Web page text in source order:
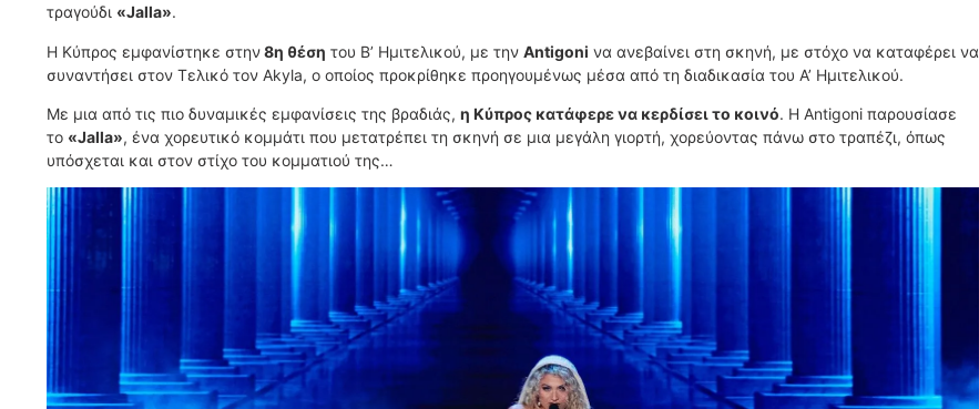
τραγούδι «Jalla».
Η Κύπρος εμφανίστηκε στην8η θέση του Β’ Ημιτελικού, με την Antigoni να ανεβαίνει στη σκηνή, με στόχο να καταφέρει να
συναντήσει στον Τελικό τον Akyla, ο οποίος προκρίθηκε προηγουμένως μέσα από τη διαδικασία του Α’ Ημιτελικού.
Με μια από τις πιο δυναμικές εμφανίσεις της βραδιάς, η Κύπρος κατάφερε να κερδίσει το κοινό. Η Antigoni παρουσίασε
το «Jalla», ένα χορευτικό κομμάτι που μετατρέπει τη σκηνή σε μια μεγάλη γιορτή, χορεύοντας πάνω στο τραπέζι, όπως
υπόσχεται και στον στίχο του κομματιού της…